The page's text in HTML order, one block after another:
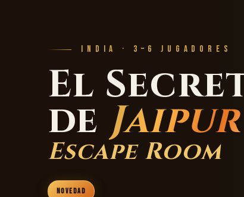
INDIA · 3–6 JUGADORES
El
de Jaipur
Escape Room
NOVEDAD